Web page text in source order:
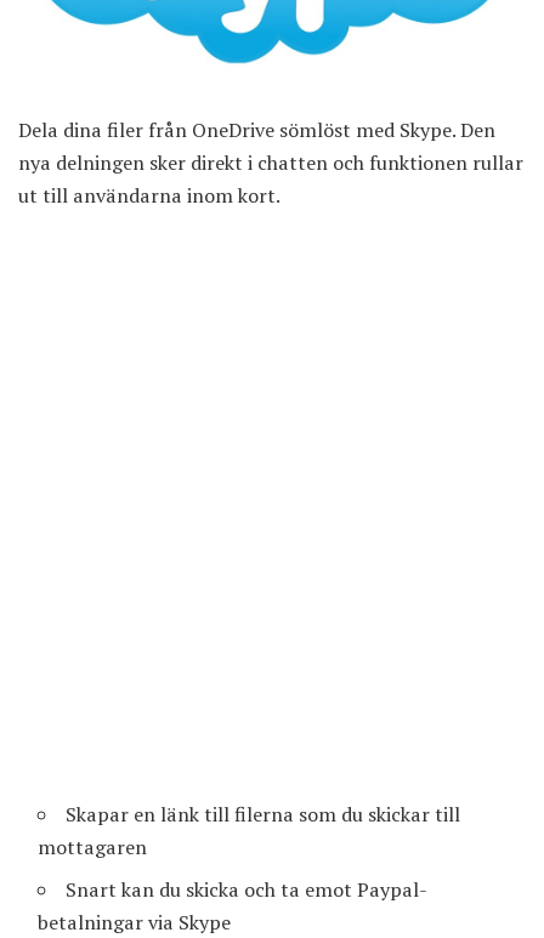
Dela dina filer från OneDrive sömlöst med Skype. Den
nya delningen sker direkt i chatten och funktionen rullar
ut till användarna inom kort.
Skapar en länk till filerna som du skickar till
mottagaren
Snart kan du skicka och ta emot Paypal-
betalningar via Skype